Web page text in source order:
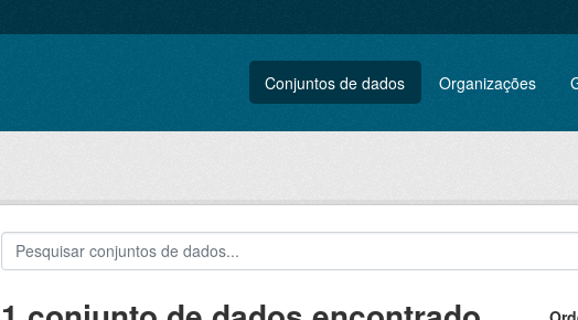
Conjuntos de dados Organizações